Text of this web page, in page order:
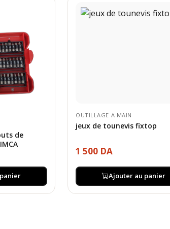
de
OUTILLAGE A MAIN
jeux de tounevis fixtop
1 500 DA
Ajouter au panier